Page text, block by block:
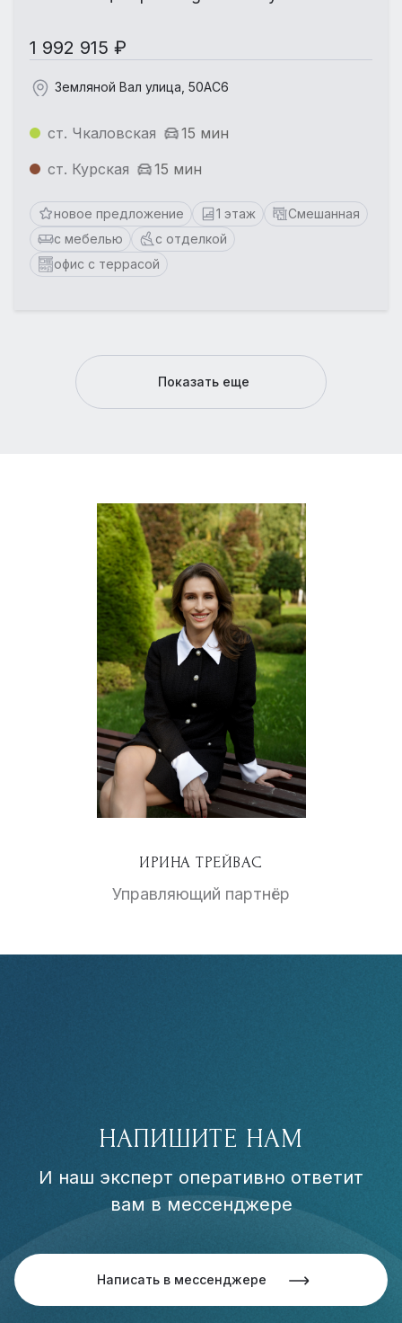
1 992 915 ₽
Земляной Вал улица, 50АС6
ст. Чкаловская
15 мин
ст. Курская
15 мин
новое предложение 1 этаж
Смешанная
с мебелью
с отделкой
офис с террасой
Показать еще
ИРИНА ТРЕЙВАС
Управляющий партнёр
НАПИШИТЕ НАМ
И наш эксперт оперативно ответит
вам в мессенджере
Написать в мессенджере